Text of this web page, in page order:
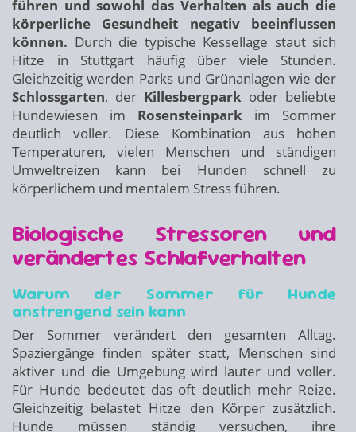
führen und sowohl das Verhalten als auch die
körperliche Gesundheit negativ beeinflussen
können. Durch die typische Kessellage staut sich
Hitze in Stuttgart häufig über viele Stunden.
Gleichzeitig werden Parks und Grünanlagen wie der
Schlossgarten, der Killesbergpark oder beliebte
Hundewiesen im Rosensteinpark im Sommer
deutlich voller. Diese Kombination aus hohen
Temperaturen, vielen Menschen und ständigen
Umweltreizen kann bei Hunden schnell zu
körperlichem und mentalem Stress führen.
Biologische Stressoren und
verändertes Schlafverhalten
Warum der Sommer für Hunde
anstrengend sein kann
Der Sommer verändert den gesamten Alltag.
Spaziergänge finden später statt, Menschen sind
aktiver und die Umgebung wird lauter und voller.
Für Hunde bedeutet das oft deutlich mehr Reize.
Gleichzeitig belastet Hitze den Körper zusätzlich.
Hunde müssen ständig versuchen, ihre